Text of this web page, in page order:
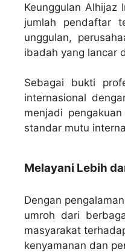
Keunggulan Alhijaz
jumlah pendaftar
unggulan,
ibadah yang lancar
Sebagai bukti
internasional
menjadi
standar mutu
Melayani Lebih
Dengan
umroh dari
masyarakat
kenyamanan dan